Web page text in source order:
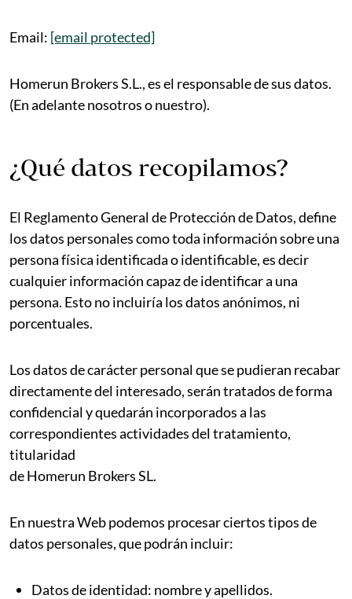
Email: [email protected]
Homerun Brokers S.L., es el responsable de sus datos.
(En adelante nosotros o nuestro).
¿Qué datos recopilamos?
El Reglamento General de Protección de Datos, define
los datos personales como toda información sobre una
persona física identificada o identificable, es decir
cualquier información capaz de identificar a una
persona. Esto no incluiría los datos anónimos, ni
porcentuales.
Los datos de carácter personal que se pudieran recabar
directamente del interesado, serán tratados de forma
confidencial y quedarán incorporados a las
correspondientes actividades del tratamiento,
titularidad
de Homerun Brokers SL.
En nuestra Web podemos procesar ciertos tipos de
datos personales, que podrán incluir:
Datos de identidad: nombre y apellidos.